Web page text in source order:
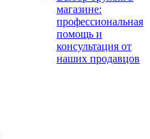
магазине:
профессиональная
помощь и
консультация от
наших продавцов